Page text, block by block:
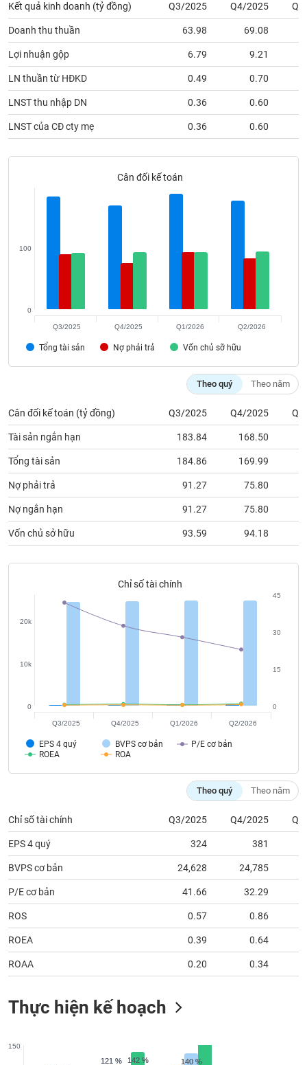
Kết quả kinh doanh (tỷ đồng) Q3/2025 Q4/2025
Doanh thu thuần 63.98 69.08
Lợi nhuận gộp 6.79 9.21
LN thuần từ HĐKD 0.49 0.70
LNST thu nhập DN 0.36 0.60
LNST của CĐ cty mẹ 0.36 0.60
Cân đối kế toán
Tổng tài sản Nợ phải trả Vốn chủ sỡ hữu
0
100
Q3/2025 Q4/2025 Q1/2026 Q2/2026
Theo quý Theo năm
Cân đối kế toán (tỷ đồng) Q3/2025 Q4/2025
Tài sản ngắn hạn 183.84 168.50
Tổng tài sản 184.86 169.99
Nợ phải trả 91.27 75.80
Nợ ngắn hạn 91.27 75.80
Vốn chủ sở hữu 93.59 94.18
Chỉ số tài chính
EPS 4 quý BVPS cơ bản
P/E cơ bản
ROEA
ROA
0
10k
20k
0
15
30
45
Q3/2025 Q4/2025 Q1/2026 Q2/2026
Theo quý Theo năm
Chỉ số tài chính Q3/2025 Q4/2025
EPS 4 quý 324 381
BVPS cơ bản 24,628 24,785
P/E cơ bản 41.66 32.29
ROS 0.57 0.86
ROEA 0.39 0.64
ROAA 0.20 0.34
Thực hiện kế hoạch
121 %
121 % 140 %
140 %
142 %
142 %
150
Báo
cáo
phân
tích
(-)
Thuật
ngữ
(-)
Dịch
Sách
cụ
đầu
tư
Truyền
thông
tài
chính